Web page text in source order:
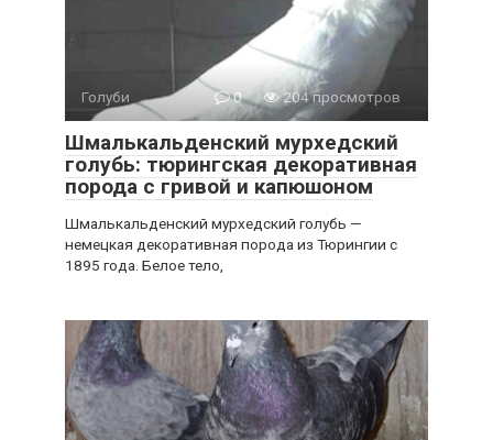
Голуби 0 204 просмотров
Шмалькальденский мурхедский
голубь: тюрингская декоративная
порода с гривой и капюшоном
Шмалькальденский мурхедский голубь —
немецкая декоративная порода из Тюрингии с
1895 года. Белое тело,